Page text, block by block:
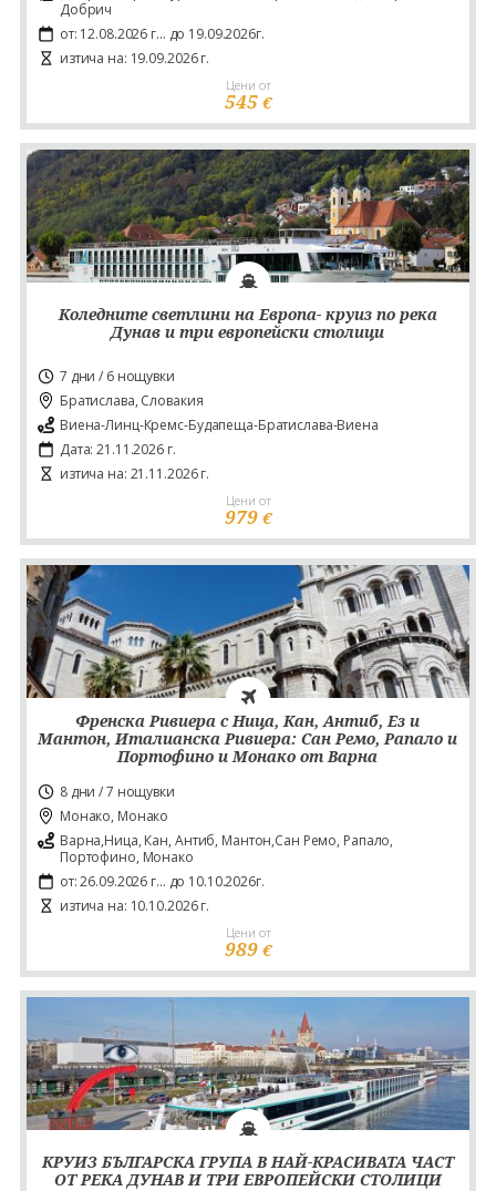
Добрич
от: 12.08.2026 г... до 19.09.2026г.
изтича на: 19.09.2026 г.
Цени от
545 €
Коледните светлини на Европа- круиз по река
Дунав и три европейски столици
7 дни / 6 нощувки
Братислава, Словакия
Виена-Линц-Кремс-Будапеща-Братислава-Виена
Дата: 21.11.2026 г.
изтича на: 21.11.2026 г.
Цени от
979 €
Френска Ривиера с Ница, Кан, Антиб, Ез и
Мантон, Италианска Ривиера: Сан Ремо, Рапало и
Портофино и Монако от Варна
8 дни / 7 нощувки
Монако, Монако
Варна,Ница, Кан, Антиб, Мантон,Сан Ремо, Рапало,
Портофино, Монако
от: 26.09.2026 г... до 10.10.2026г.
изтича на: 10.10.2026 г.
Цени от
989 €
КРУИЗ БЪЛГАРСКА ГРУПА В НАЙ-КРАСИВАТА ЧАСТ
ОТ РЕКА ДУНАВ И ТРИ ЕВРОПЕЙСКИ СТОЛИЦИ